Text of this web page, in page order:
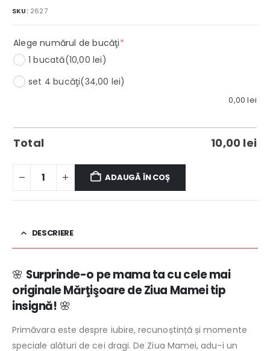
SKU: 2627
Alege numărul de bucăţi*(required)
1 bucată(10,00 lei)
set 4 bucăţi(34,00 lei)
0,00lei
Total 10,00 lei
ADAUGĂ ÎN COȘ
DESCRIERE
🌸 Surprinde-o pe mama ta cu cele mai
originale Mărţişoare de Ziua Mamei tip
insignă! 🌸
Primăvara este despre iubire, recunoștință și momente
speciale alături de cei dragi. De Ziua Mamei, adu-i un